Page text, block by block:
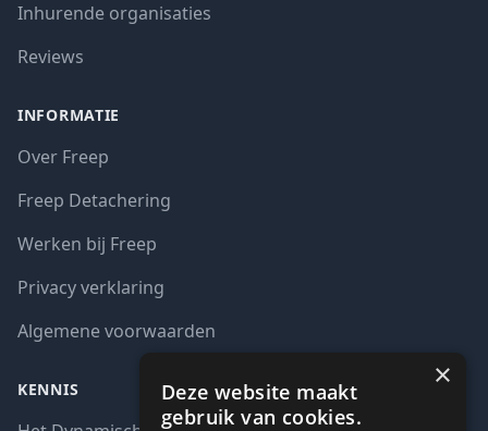
Inhurende organisaties
Reviews
INFORMATIE
Over Freep
Freep Detachering
Werken bij Freep
Privacy verklaring
Algemene voorwaarden
KENNIS ×
Deze website maakt
gebruik van cookies.